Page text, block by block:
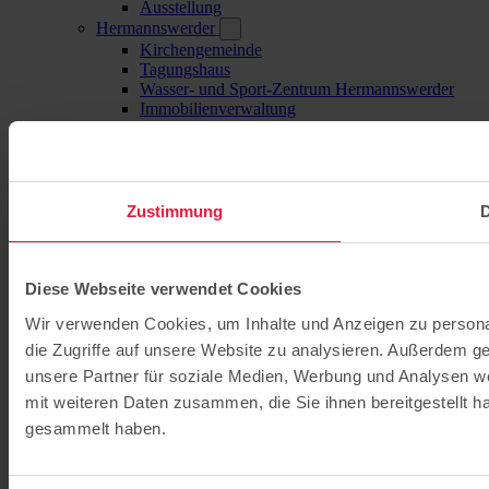
Zustimmung
Diese Webseite verwendet Cookies
Wir verwenden Cookies, um Inhalte und Anzeigen zu
die Zugriffe auf unsere Website zu analysieren. Außerdem
unsere Partner für soziale Medien, Werbung und Analysen
mit weiteren Daten zusammen, die Sie ihnen bereitgestellt
gesammelt haben.
Ausstellung
Hermannswerder
Kirchengemeinde
Tagungshaus
Wasser- und Sport-Zentrum Hermannswerder
Immobilienverwaltung